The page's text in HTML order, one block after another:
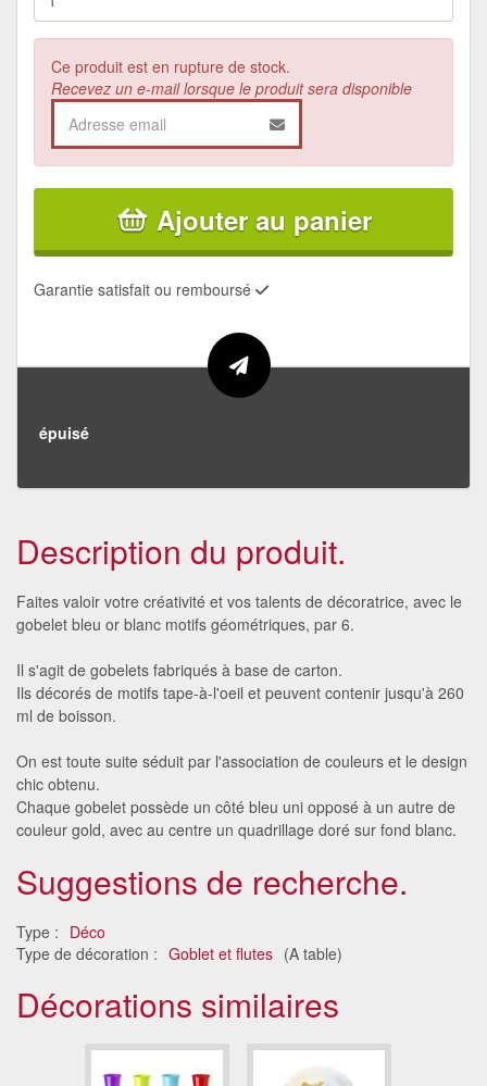
Ce produit est en rupture de stock.
Recevez un e-mail lorsque le produit sera disponible
Ajouter au panier
Garantie satisfait ou remboursé
épuisé
Description du produit.
Faites valoir votre créativité et vos talents de décoratrice, avec le
gobelet bleu or blanc motifs géométriques, par 6.
Il s'agit de gobelets fabriqués à base de carton.
Ils décorés de motifs tape-à-l'oeil et peuvent contenir jusqu'à 260
ml de boisson.
On est toute suite séduit par l'association de couleurs et le design
chic obtenu.
Chaque gobelet possède un côté bleu uni opposé à un autre de
couleur gold, avec au centre un quadrillage doré sur fond blanc.
Suggestions de recherche.
Type : Déco
Type de décoration : Goblet et flutes (A table)
Décorations similaires